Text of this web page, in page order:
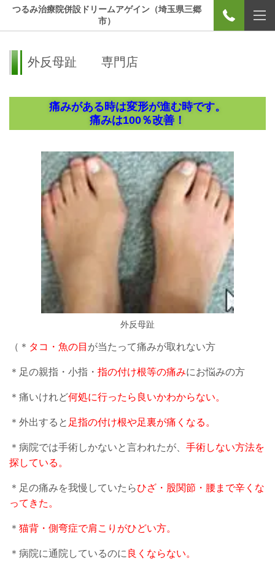
つるみ治療院併設ドリームアゲイン（埼玉県三郷
市）
外反母趾 専門店
痛みがある時は変形が進む時です。
痛みは100％改善！
外反母趾
（＊ タコ・魚の目 が当たって痛みが取れない方
＊足の親指・小指・ 指の付け根等の痛みにお悩みの方
＊痛いけれど何処に行ったら良いかわからない。
＊外出すると 足指の付け根や足裏が痛くなる。
＊病院では手術しかないと言われたが、 手術しない方法を
探している。
＊足の痛みを我慢していたらひざ・股関節・腰まで辛くな
ってきた。
＊ 猫背・側弯症で肩こりがひどい方。
＊病院に通院しているのに 良くならない。